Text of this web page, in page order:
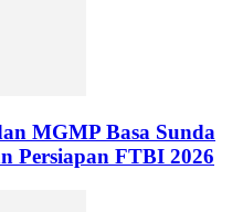
MGMP Basa Sunda
Persiapan FTBI 2026